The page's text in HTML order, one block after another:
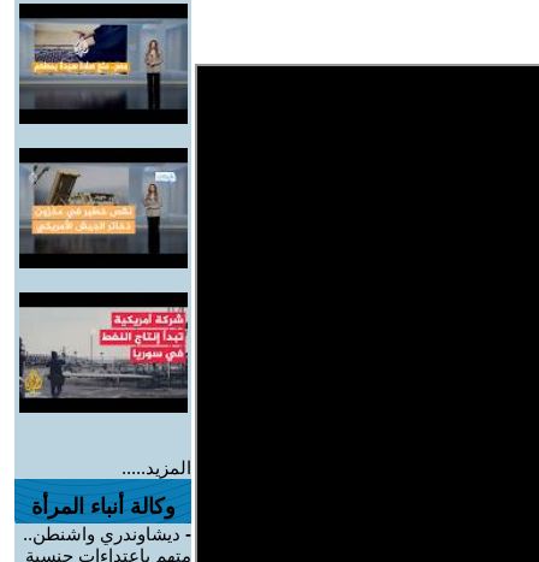
المزيد.....
وكالة أنباء المرأة
- ديشاوندري واشنطن..
متهم باعتداءات جنسية